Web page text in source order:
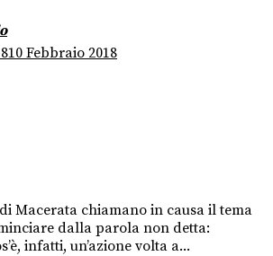
10 Febbraio 2018
Macerata chiamano in causa il tema
dalla parola non detta:
infatti, un’azione volta a...